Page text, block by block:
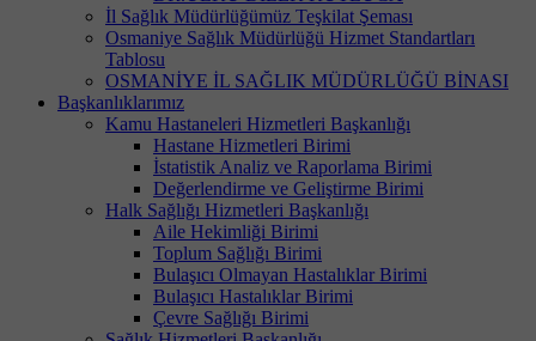
İl Sağlık Müdürlüğümüz Teşkilat Şeması
Osmaniye Sağlık Müdürlüğü Hizmet Standartları
Tablosu
OSMANİYE İL SAĞLIK MÜDÜRLÜĞÜ BİNASI
Başkanlıklarımız
Kamu Hastaneleri Hizmetleri Başkanlığı
Hastane Hizmetleri Birimi
İstatistik Analiz ve Raporlama Birimi
Değerlendirme ve Geliştirme Birimi
Halk Sağlığı Hizmetleri Başkanlığı
Aile Hekimliği Birimi
Toplum Sağlığı Birimi
Bulaşıcı Olmayan Hastalıklar Birimi
Bulaşıcı Hastalıklar Birimi
Çevre Sağlığı Birimi